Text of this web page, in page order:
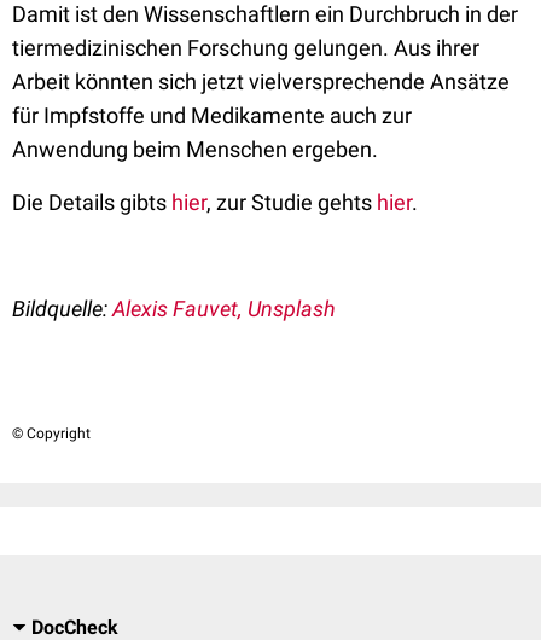
Damit ist den Wissenschaftlern ein Durchbruch in der
tiermedizinischen Forschung gelungen. Aus ihrer
Arbeit könnten sich jetzt vielversprechende Ansätze
für Impfstoffe und Medikamente auch zur
Anwendung beim Menschen ergeben.
Die Details gibts hier, zur Studie gehts hier.
Bildquelle:Alexis Fauvet, Unsplash
© Copyright
DocCheck